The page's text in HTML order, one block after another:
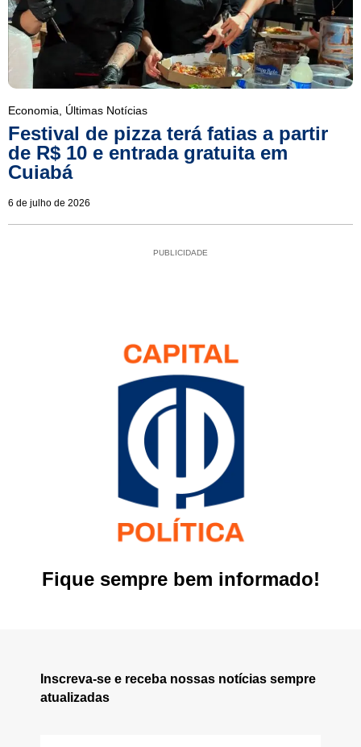
Economia Últimas Notícias
Festival de pizza terá fatias a partir
de R$ 10 e entrada gratuita em
Cuiabá
6 de julho de 2026
PUBLICIDADE
Fique sempre bem informado!
Inscreva-se e receba nossas notícias sempre
atualizadas